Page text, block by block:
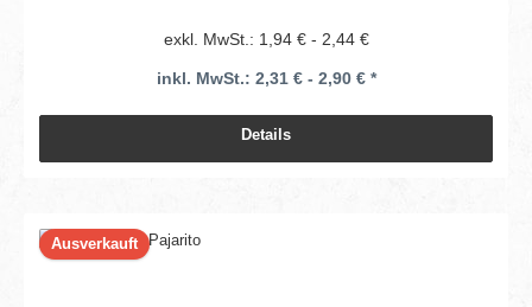
exkl. MwSt.: 1,94 € - 2,44 €
inkl. MwSt.: 2,31 € - 2,90 € *
Details
Ausverkauft